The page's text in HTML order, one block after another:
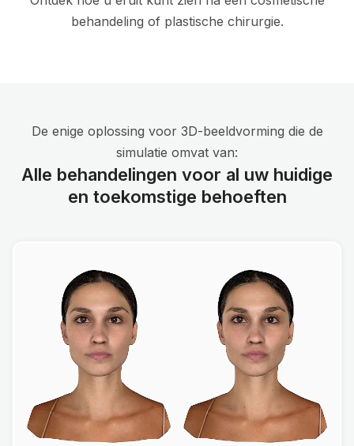
behandeling of plastische chirurgie.
De enige oplossing voor 3D-beeldvorming die de
simulatie omvat van:
Alle behandelingen voor al uw huidige
en toekomstige behoeften